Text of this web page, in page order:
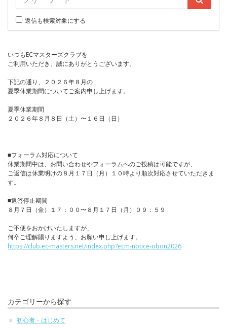
返信も検索対象にする
いつもECマスターズクラブを
ご利用いただき、誠にありがとうございます。
下記の通り、２０２６年８月の
夏季休業期間についてご案内申し上げます。
夏季休業期間
２０２６年８月８日（土）〜１６日（日）
■フォーラム対応について
休業期間中は、お問い合わせやフォーラムへのご投稿は可能ですが、
ご返信は休業明けの８月１７日（月）１０時より順次対応させていただきま
す。
■返答停止期間
８月７日（金）１７：００〜８月１７日（月）０９：５９
ご不便をおかけいたしますが、
何卒ご理解賜りますよう、お願い申し上げます。
https://club.ec-masters.net/index.php?ecm-notice-obon2026
カテゴリーから探す
初心者・はじめて